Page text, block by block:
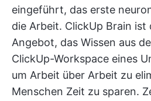
eingeführt, das erste
die Arbeit. ClickUp Brain ist
Angebot, das Wissen aus
ClickUp-Workspace eines
um Arbeit über Arbeit zu
Menschen Zeit zu sparen.